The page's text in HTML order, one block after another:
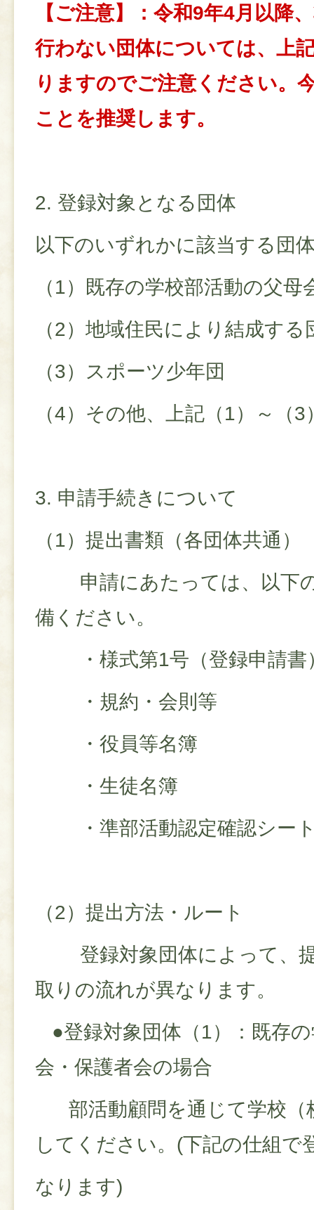
【ご注意】：令和9年4月以降
行わない団体については、上
りますのでご注意ください。
ことを推奨します。
2. 登録対象となる団体
以下のいずれかに該当する団
（1）既存の学校部活動の父母
（2）地域住民により結成する
（3）スポーツ少年団
（4）その他、上記（1）～（
3. 申請手続きについて
（1）提出書類（各団体共通）
申請にあたっては、以下
備ください。
・様式第1号（登録申請書
・規約・会則等
・役員等名簿
・生徒名簿
・準部活動認定確認シー
（2）提出方法・ルート
登録対象団体によって、提
取りの流れが異なります。
●登録対象団体（1）：既存
会・保護者会の場合
部活動顧問を通じて学校（
してください。(下記の仕組で
なります)